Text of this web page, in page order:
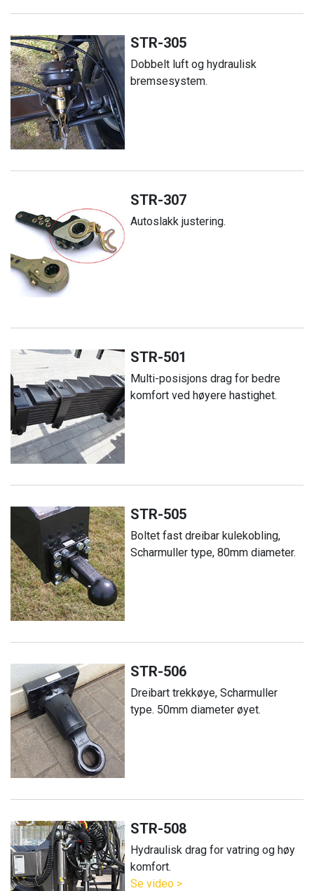
STR-305
Dobbelt luft og hydraulisk
bremsesystem.
STR-307
Autoslakk justering.
STR-501
Multi-posisjons drag for bedre
komfort ved høyere hastighet.
STR-505
Boltet fast dreibar kulekobling,
Scharmuller type, 80mm diameter.
STR-506
Dreibart trekkøye, Scharmuller
type. 50mm diameter øyet.
STR-508
Hydraulisk drag for vatring og høy
komfort.
Se video >